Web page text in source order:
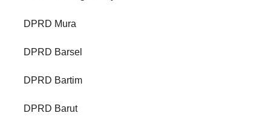
DPRD Mura
DPRD Barsel
DPRD Bartim
DPRD Barut